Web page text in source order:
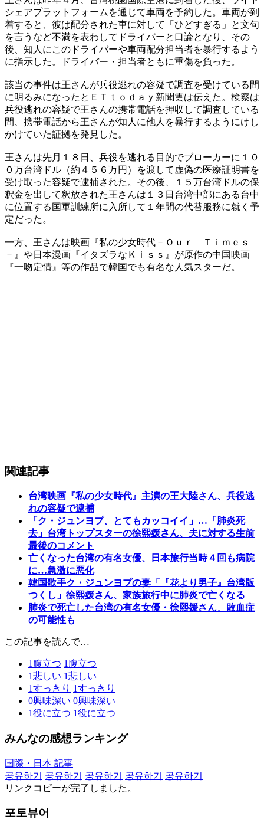
シェアプラットフォームを通じて車両を予約した。車両が到
着すると、彼は配分された車に対して「ひどすぎる」と文句
を言うなど不満を表わしてドライバーと口論となり、その
後、知人にこのドライバーや車両配分担当者を暴行するよう
に指示した。ドライバー・担当者ともに重傷を負った。
該当の事件は王さんが兵役逃れの容疑で調査を受けている間
に明るみになったとＥＴｔｏｄａｙ新聞雲は伝えた。検察は
兵役逃れの容疑で王さんの携帯電話を押収して調査している
間、携帯電話から王さんが知人に他人を暴行するようにけし
かけていた証拠を発見した。
王さんは先月１８日、兵役を逃れる目的でブローカーに１０
０万台湾ドル（約４５６万円）を渡して虚偽の医療証明書を
受け取った容疑で逮捕された。その後、１５万台湾ドルの保
釈金を出して釈放された王さんは１３日台湾中部にある台中
に位置する国軍訓練所に入所して１年間の代替服務に就く予
定だった。
一方、王さんは映画『私の少女時代－Ｏｕｒ Ｔｉｍｅｓ
－』や日本漫画『イタズラなＫｉｓｓ』が原作の中国映画
『一吻定情』等の作品で韓国でも有名な人気スターだ。
関連記事
台湾映画『私の少女時代』主演の王大陸さん、兵役逃
れの容疑で逮捕
「ク・ジュンヨプ、とてもカッコイイ」…「肺炎死
去」台湾トップスターの徐熙媛さん、夫に対する生前
最後のコメント
亡くなった台湾の有名女優、日本旅行当時４回も病院
に…急激に悪化
韓国歌手ク・ジュンヨプの妻「『花より男子』台湾版
つくし」徐熙媛さん、家族旅行中に肺炎で亡くなる
肺炎で死亡した台湾の有名女優・徐熙媛さん、敗血症
の可能性も
この記事を読んで…
1 腹立つ 1 腹立つ
1悲しい 1悲しい
1すっきり 1すっきり
0興味深い 0興味深い
1役に立つ 1役に立つ
みんなの感想ランキング
国際・日本 記事
공유하기
공유하기 공유하기 공유하기
공유하기
リンクコピーが完了しました。
포토뷰어